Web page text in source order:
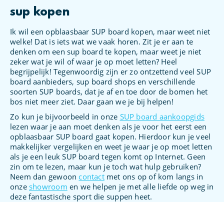
sup kopen
Ik wil een opblaasbaar SUP board kopen, maar weet niet
welke! Dat is iets wat we vaak horen. Zit je er aan te
denken om een sup board te kopen, maar weet je niet
zeker wat je wil of waar je op moet letten? Heel
begrijpelijk! Tegenwoordig zijn er zo ontzettend veel SUP
board aanbieders, sup board shops en verschillende
soorten SUP boards, dat je af en toe door de bomen het
bos niet meer ziet. Daar gaan we je bij helpen!
Zo kun je bijvoorbeeld in onze SUP board aankoopgids
lezen waar je aan moet denken als je voor het eerst een
opblaasbaar SUP board gaat kopen. Hierdoor kun je veel
makkelijker vergelijken en weet je waar je op moet letten
als je een leuk SUP board tegen komt op Internet. Geen
zin om te lezen, maar kun je toch wat hulp gebruiken?
Neem dan gewoon contactmet ons op of kom langs in
onze showroom en we helpen je met alle liefde op weg in
deze fantastische sport die suppen heet.